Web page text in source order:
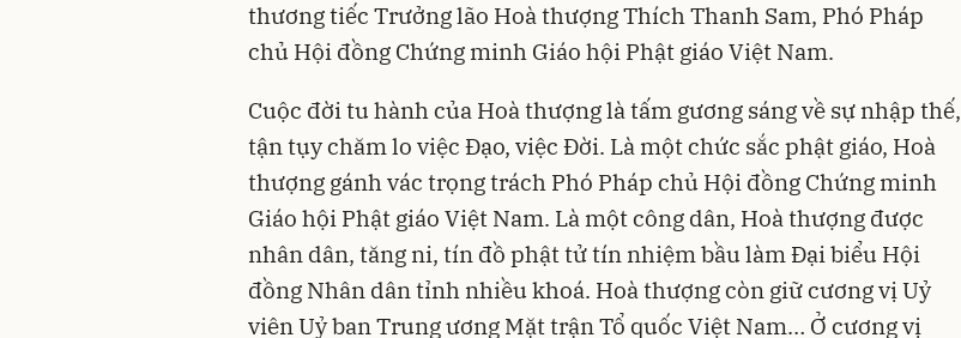
thương tiếc Trưởng lão Hoà thượng Thích Thanh Sam, Phó Pháp
chủ Hội đồng Chứng minh Giáo hội Phật giáo Việt Nam.
Cuộc đời tu hành của Hoà thượng là tấm gương sáng về sự nhập thế,
tận tụy chăm lo việc Đạo, việc Đời. Là một chức sắc phật giáo, Hoà
thượng gánh vác trọng trách Phó Pháp chủ Hội đồng Chứng minh
Giáo hội Phật giáo Việt Nam. Là một công dân, Hoà thượng được
nhân dân, tăng ni, tín đồ phật tử tín nhiệm bầu làm Đại biểu Hội
đồng Nhân dân tỉnh nhiều khoá. Hoà thượng còn giữ cương vị Uỷ
viên Uỷ ban Trung ương Mặt trận Tổ quốc Việt Nam… Ở cương vị